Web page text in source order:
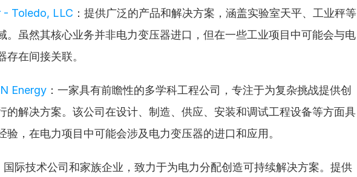
- Toledo, LLC ：提供广泛的产品和解决方案，涵盖实验室天平、工业秤等
。虽然其核心业务并非电力变压器进口，但在一些工业项目中可能会与电
存在间接关联。
Energy ：一家具有前瞻性的多学科工程公司，专注于为复杂挑战提供创
的解决方案。该公司在设计、制造、供应、安装和调试工程设备等方面具
验，在电力项目中可能会涉及电力变压器的进口和应用。
国际技术公司和家族企业，致力于为电力分配创造可持续解决方案。提供